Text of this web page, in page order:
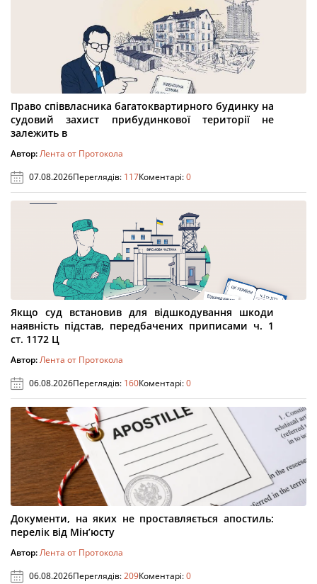
Право співвласника багатоквартирного будинку на
судовий захист прибудинкової території не
залежить в
Автор:Лента от Протокола
07.08.2026Переглядів: 117Коментарі:0
Якщо суд встановив для відшкодування шкоди
наявність підстав, передбачених приписами ч. 1
ст. 1172 Ц
Автор:Лента от Протокола
06.08.2026Переглядів: 160Коментарі:0
Документи, на яких не проставляється апостиль:
перелік від Мін’юсту
Автор:Лента от Протокола
06.08.2026Переглядів:209Коментарі:0